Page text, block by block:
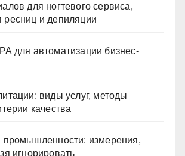
для ногтевого сервиса,
и депиляции
для автоматизации бизнес-
виды услуг, методы
качества
промышленности: измерения,
игнорировать